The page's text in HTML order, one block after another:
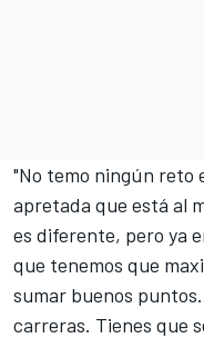
"No temo ningún reto
apretada que está al
es diferente, pero ya
que tenemos que
sumar buenos
carreras. Tienes que